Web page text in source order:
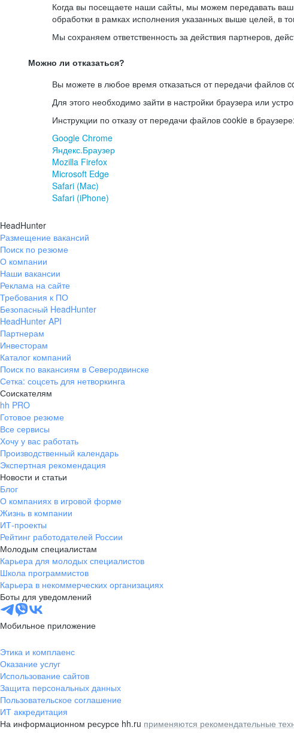
Когда вы посещаете наши сайты, мы можем передавать
обработки в рамках исполнения указанных выше целей, в
Мы сохраняем ответственность за действия партнеров,
Можно ли отказаться?
Вы можете в любое время отказаться от передачи файлов
Для этого необходимо зайти в настройки браузера или
Инструкции по отказу от передачи файлов cookie в браузере:
Google Chrome
Яндекс.Браузер
Mozilla Firefox
Microsoft Edge
Safari (Mac)
Safari (iPhone)
HeadHunter
Размещение вакансий
Поиск по резюме
О компании
Наши вакансии
Реклама на сайте
Требования к ПО
Безопасный HeadHunter
HeadHunter API
Партнерам
Инвесторам
Каталог компаний
Поиск по вакансиям в Северодвинске
Сетка: соцсеть для нетворкинга
Соискателям
hh PRO
Готовое резюме
Все сервисы
Хочу у вас работать
Производственный календарь
Экспертная рекомендация
Новости и статьи
Блог
О компаниях в игровой форме
Жизнь в компании
ИТ-проекты
Рейтинг работодателей России
Молодым специалистам
Карьера для молодых специалистов
Школа программистов
Карьера в некоммерческих организациях
Боты для уведомлений
Мобильное приложение
Этика и комплаенс
Оказание услуг
Использование сайтов
Защита персональных данных
Пользовательское соглашение
ИТ аккредитация
На информационном ресурсе hh.ru применяются рекомендательные